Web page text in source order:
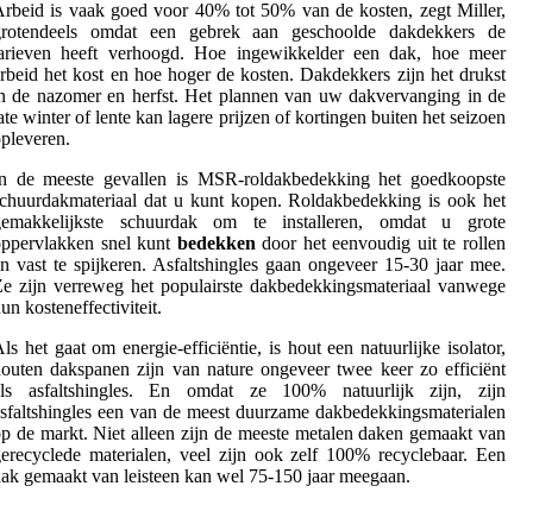
is vaak goed voor 40% tot 50% van de kosten, zegt Miller,
omdat een gebrek aan geschoolde dakdekkers de
heeft verhoogd. Hoe ingewikkelder een dak, hoe meer
het kost en hoe hoger de kosten. Dakdekkers zijn het drukst
de nazomer en herfst. Het plannen van uw dakvervanging in de
winter of lente kan lagere prijzen of kortingen buiten het seizoen
de meeste gevallen is MSR-roldakbedekking het goedkoopste
dat u kunt kopen. Roldakbedekking is ook het
schuurdak om te installeren, omdat u grote
snel kunt bedekkendoor het eenvoudig uit te rollen
vast te spijkeren. Asfaltshingles gaan ongeveer 15-30 jaar mee.
zijn verreweg het populairste dakbedekkingsmateriaal vanwege
kosteneffectiviteit.
het gaat om energie-efficiëntie, is hout een natuurlijke isolator,
dakspanen zijn van nature ongeveer twee keer zo efficiënt
asfaltshingles. En omdat ze 100% natuurlijk zijn, zijn
een van de meest duurzame dakbedekkingsmaterialen
de markt. Niet alleen zijn de meeste metalen daken gemaakt van
materialen, veel zijn ook zelf 100% recyclebaar. Een
gemaakt van leisteen kan wel 75-150 jaar meegaan.